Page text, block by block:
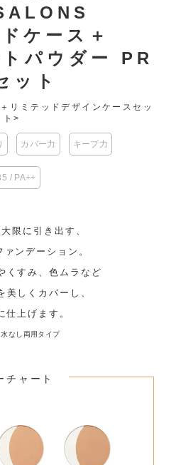
ケース＋
パウダー PR
ット
リミテッドデザインケースセッ
ト>
カバー力 キープ力
/ PA++
限に引き出す、
ンデーション。
くすみ、色ムラなど
美しくカバーし、
仕上げます。
なし両用タイプ